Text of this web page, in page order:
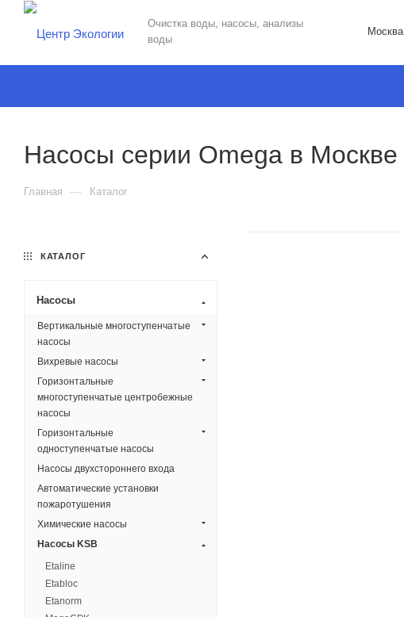
Очистка воды, насосы, анализы
воды
Москва
Насосы серии Omega в Москве
Главная — Каталог
КАТАЛОГ
Насосы
Вертикальные многоступенчатые
насосы
Вихревые насосы
Горизонтальные
многоступенчатые центробежные
насосы
Горизонтальные
одноступенчатые насосы
Насосы двухстороннего входа
Автоматические установки
пожаротушения
Химические насосы
Насосы KSB
Etaline
Etabloc
Etanorm